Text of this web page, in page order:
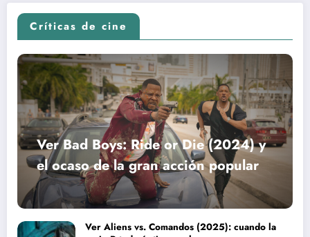
Críticas de cine
Ver Bad Boys: Ride or Die (2024) y
el ocaso de la gran acción popular
Ver Aliens vs. Comandos (2025): cuando la